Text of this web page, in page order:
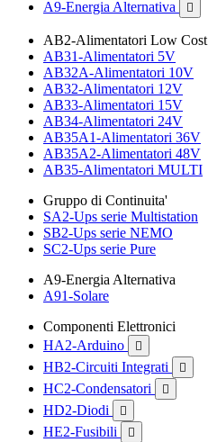
A9-Energia Alternativa 
AB2-Alimentatori Low Cost
AB31-Alimentatori 5V
AB32A-Alimentatori 10V
AB32-Alimentatori 12V
AB33-Alimentatori 15V
AB34-Alimentatori 24V
AB35A1-Alimentatori 36V
AB35A2-Alimentatori 48V
AB35-Alimentatori MULTI
Gruppo di Continuita'
SA2-Ups serie Multistation
SB2-Ups serie NEMO
SC2-Ups serie Pure
A9-Energia Alternativa
A91-Solare
Componenti Elettronici
HA2-Arduino

HB2-Circuiti Integrati 
HC2-Condensatori 
HD2-Diodi 
HE2-Fusibili 